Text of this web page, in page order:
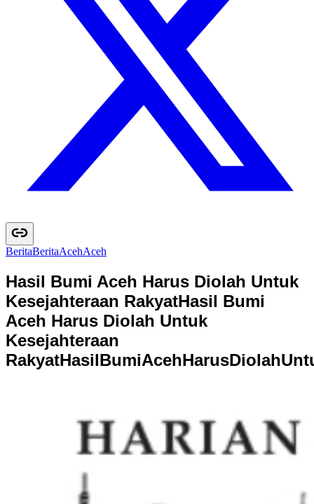
BeritaBeritaAcehAceh
Hasil Bumi Aceh Harus Diolah Untuk
Kesejahteraan RakyatHasil Bumi
Aceh Harus Diolah Untuk
Kesejahteraan
RakyatHasilBumiAcehHarusDiolahUnt